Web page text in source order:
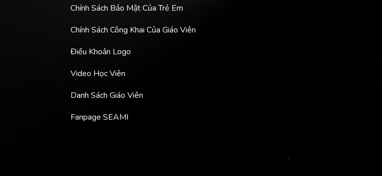
Chính Sách Bảo Mật Của Trẻ Em
Chính Sách Công Khai Của Giáo Viên
Điều Khoản Logo
Video Học Viên
Danh Sách Giáo Viên
Fanpage SEAMI